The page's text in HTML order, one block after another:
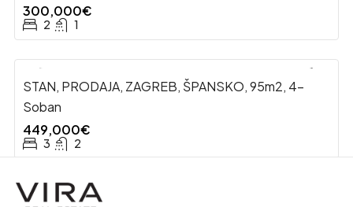
300,000€
2 1
STAN, PRODAJA, ZAGREB, ŠPANSKO, 95m2, 4-
Soban
449,000€
3 2